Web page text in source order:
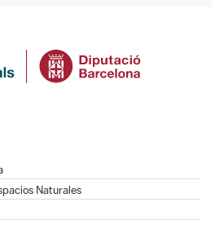
Naturales